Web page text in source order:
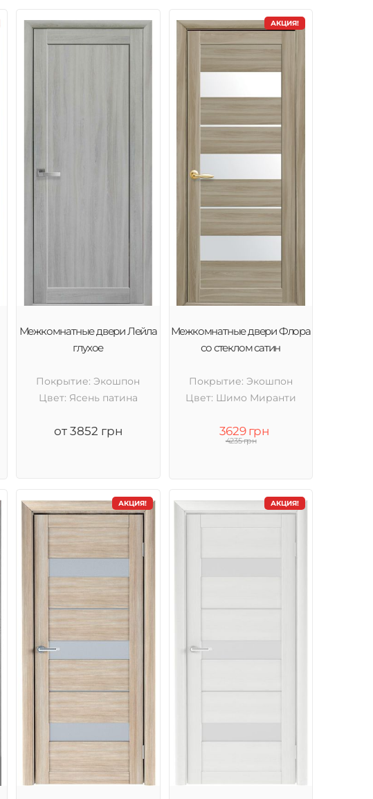
Межкомнатные двери Лейла
глухое
Покрытие: Экошпон
Цвет: Ясень патина
от 3852 грн
АКЦИЯ!
Межкомнатные двери Флора
со стеклом сатин
Покрытие: Экошпон
Цвет: Шимо Миранти
3629 грн
4235 грн
АКЦИЯ! АКЦИЯ!